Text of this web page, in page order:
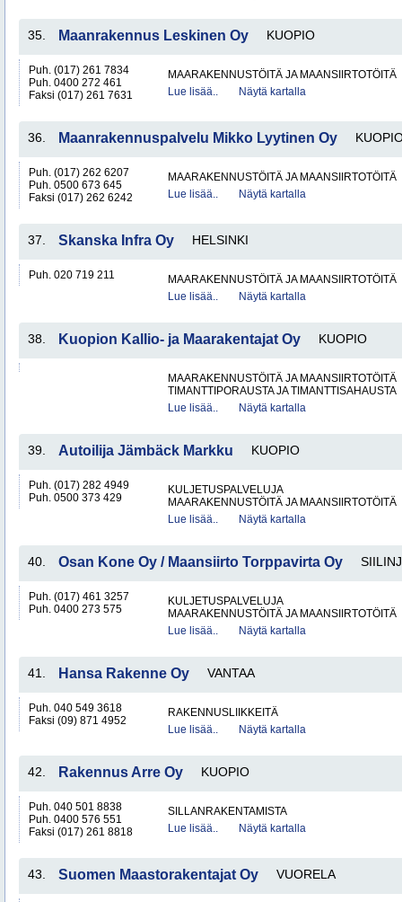
35. Maanrakennus Leskinen Oy KUOPIO
Puh. (017) 261 7834
Puh. 0400 272 461
Faksi (017) 261 7631
MAARAKENNUSTÖITÄ JA MAANSIIRTOTÖITÄ
Lue lisää..
Näytä kartalla
36. Maanrakennuspalvelu Mikko Lyytinen Oy
Puh. (017) 262 6207
Puh. 0500 673 645
Faksi (017) 262 6242
MAARAKENNUSTÖITÄ JA MAANSIIRTOTÖITÄ
Lue lisää..
Näytä kartalla
37. Skanska Infra Oy HELSINKI
Puh. 020 719 211
MAARAKENNUSTÖITÄ JA MAANSIIRTOTÖITÄ
Lue lisää..
Näytä kartalla
38. Kuopion Kallio- ja Maarakentajat Oy KUOPIO
MAARAKENNUSTÖITÄ JA MAANSIIRTOTÖITÄ
TIMANTTIPORAUSTA JA TIMANTTISAHAUSTA
Lue lisää..
Näytä kartalla
39. Autoilija Jämbäck Markku KUOPIO
Puh. (017) 282 4949
Puh. 0500 373 429
KULJETUSPALVELUJA
MAARAKENNUSTÖITÄ JA MAANSIIRTOTÖITÄ
Lue lisää..
Näytä kartalla
40. Osan Kone Oy / Maansiirto Torppavirta Oy
Puh. (017) 461 3257
Puh. 0400 273 575
KULJETUSPALVELUJA
MAARAKENNUSTÖITÄ JA MAANSIIRTOTÖITÄ
Lue lisää..
Näytä kartalla
41. Hansa Rakenne Oy VANTAA
Puh. 040 549 3618
Faksi (09) 871 4952
RAKENNUSLIIKKEITÄ
Lue lisää..
Näytä kartalla
42. Rakennus Arre Oy KUOPIO
Puh. 040 501 8838
Puh. 0400 576 551
Faksi (017) 261 8818
SILLANRAKENTAMISTA
Lue lisää..
Näytä kartalla
43. Suomen Maastorakentajat Oy VUORELA